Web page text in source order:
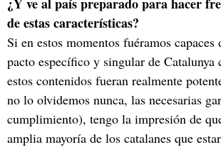
de estas características?
Si en estos momentos fuéramos capaces
pacto específico y singular de Catalunya
estos contenidos fueran realmente
no lo olvidemos nunca, las necesarias
cumplimiento), tengo la impresión de
amplia mayoría de los catalanes que